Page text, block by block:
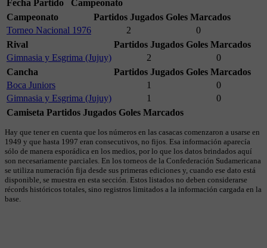
Fecha Partido
Campeonato
Campeonato
Partidos Jugados Goles Marcados
Torneo Nacional 1976
2
0
Rival
Partidos Jugados Goles Marcados
Gimnasia y Esgrima (Jujuy)
2
0
Cancha
Partidos Jugados Goles Marcados
Boca Juniors
1
0
Gimnasia y Esgrima (Jujuy)
1
0
Camiseta Partidos Jugados Goles Marcados
Hay que tener en cuenta que los números en las casacas comenzaron a usarse en
1949 y que hasta 1997 eran consecutivos, no fijos. Esa información aparecía
sólo de manera esporádica en los medios, por lo que los datos brindados aquí
son necesariamente parciales. En los torneos de la Confederación Sudamericana
se utiliza numeración fija desde sus primeras ediciones y, cuando ese dato está
disponible, se muestra en esta sección. Estos listados no deben considerarse
récords históricos totales, sino registros limitados a la información cargada en la
base.